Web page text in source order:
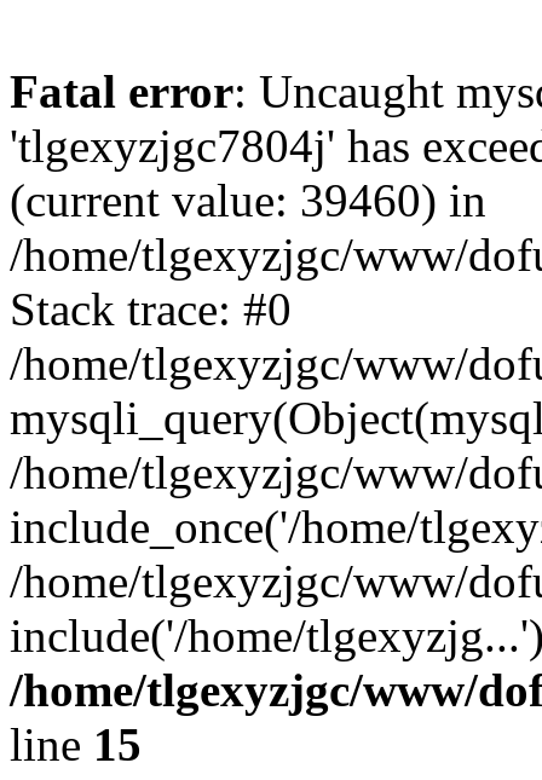
Fatal error: Uncaught
'tlgexyzjgc7804j' has
(current value: 39460) in
/home/tlgexyzjgc/www/
Stack trace: #0
/home/tlgexyzjgc/www/
/home/tlgexyzjgc/www/
include_once('/home/
/home/tlgexyzjgc/www/
include('/home/
/home/tlgexyzjgc/www/
line 15